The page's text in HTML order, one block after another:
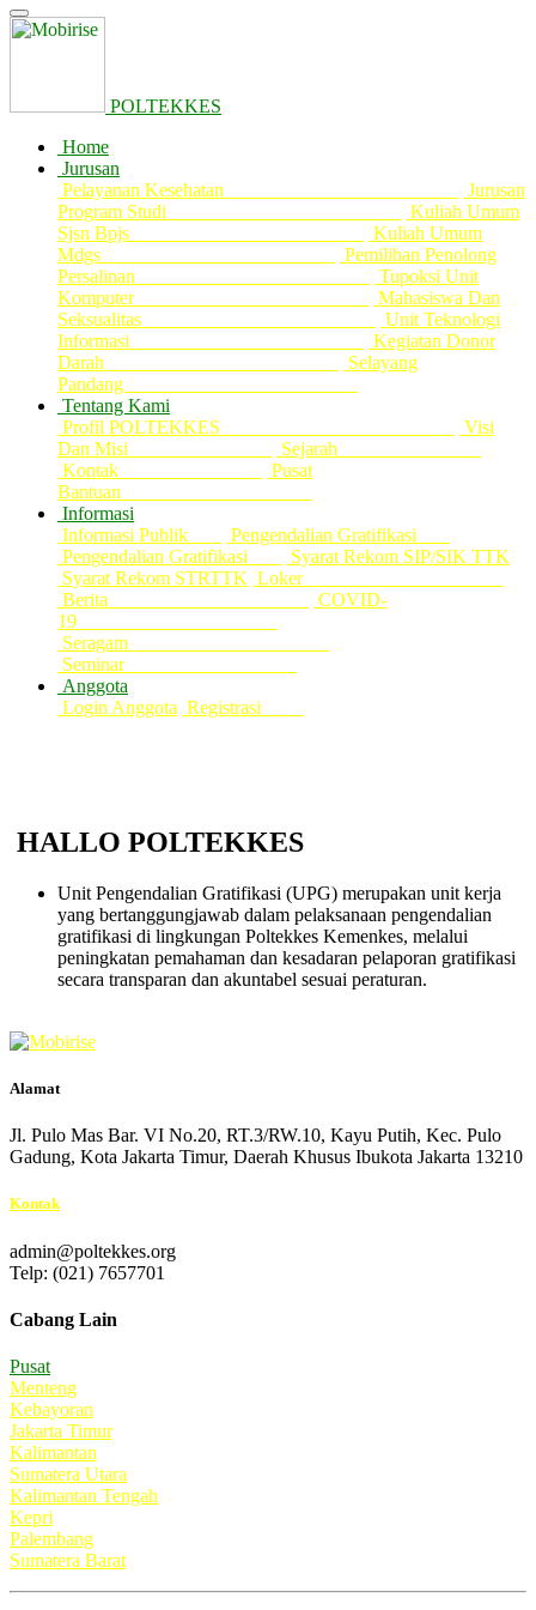
POLTEKKES
Home
Jurusan
Pelayanan Kesehatan
Jurusan
Program Studi
Kuliah Umum
Sjsn Bpjs
Kuliah Umum
Mdgs
Pemilihan Penolong
Persalinan
Tupoksi Unit
Komputer
Mahasiswa Dan
Seksualitas
Unit Teknologi
Informasi
Kegiatan Donor
Darah
Selayang
Pandang
Tentang Kami
Profil POLTEKKES
Visi
Dan Misi
Sejarah
Kontak
Pusat
Bantuan
Informasi
Informasi Publik
Pengendalian Gratifikasi
Pengendalian Gratifikasi
Syarat Rekom SIP/SIK TTK
Syarat Rekom STRTTK Loker
Berita
COVID-
19
Seragam
Seminar
Anggota
Login Anggota Registrasi
HALLO POLTEKKES
Unit Pengendalian Gratifikasi (UPG) merupakan unit kerja
yang bertanggungjawab dalam pelaksanaan pengendalian
gratifikasi di lingkungan Poltekkes Kemenkes, melalui
peningkatan pemahaman dan kesadaran pelaporan gratifikasi
secara transparan dan akuntabel sesuai peraturan.
Alamat
Jl. Pulo Mas Bar. VI No.20, RT.3/RW.10, Kayu Putih, Kec. Pulo
Gadung, Kota Jakarta Timur, Daerah Khusus Ibukota Jakarta 13210
Kontak
admin@poltekkes.org
Telp: (021) 7657701
Cabang Lain
Pusat
Menteng
Kebayoran
Jakarta Timur
Kalimantan
Sumatera Utara
Kalimantan Tengah
Kepri
Palembang
Sumatera Barat